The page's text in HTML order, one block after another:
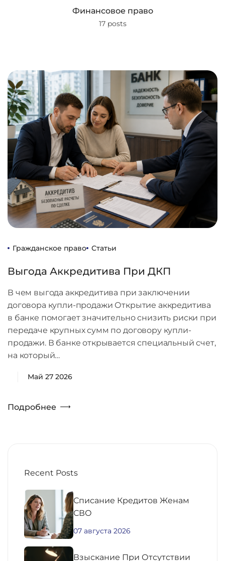
Финансовое право
17 posts
Гражданское право Статьи
Выгода Аккредитива При ДКП
В чем выгода аккредитива при заключении
договора купли-продажи Открытие аккредитива
в банке помогает значительно снизить риски при
передаче крупных сумм по договору купли-
продажи. В банке открывается специальный счет,
на который…
Май 27 2026
Подробнее
Recent Posts
Списание Кредитов Женам
СВО
07 августа 2026
Взыскание При Отсутствии